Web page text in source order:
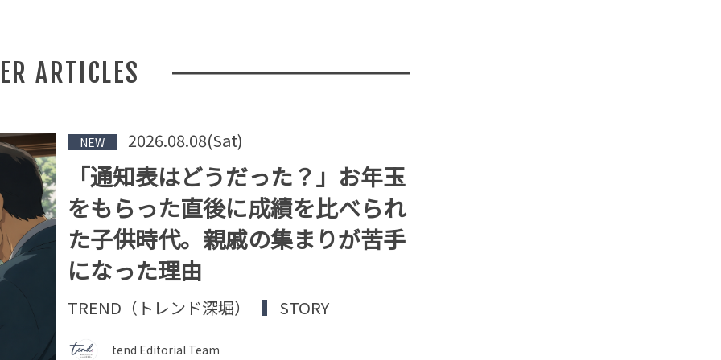
ARTICLES
NEW 2026.08.08(Sat)
「通知表はどうだった？」お年玉
をもらった直後に成績を比べられ
た子供時代。親戚の集まりが苦手
になった理由
TREND（トレンド深堀） STORY
tend Editorial Team